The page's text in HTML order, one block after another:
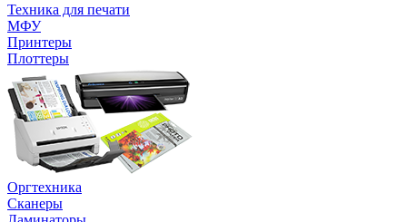
Техника для печати
МФУ
Принтеры
Плоттеры
Оргтехника
Сканеры